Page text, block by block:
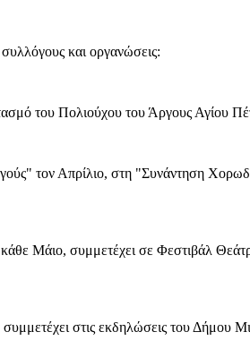
και οργανώσεις:
του Πολιούχου του Άργους Αγίου
τον Απρίλιο, στη "Συνάντηση
Μάιο, συμμετέχει σε Φεστιβάλ
στις εκδηλώσεις του Δήμου